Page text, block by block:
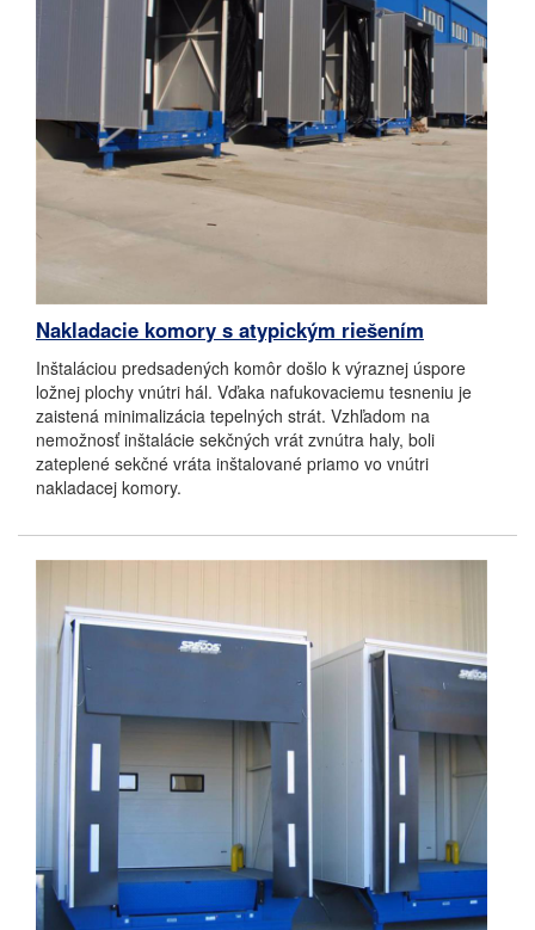
Nakladacie komory s atypickým riešením
Inštaláciou predsadených komôr došlo k výraznej úspore
ložnej plochy vnútri hál. Vďaka nafukovaciemu tesneniu je
zaistená minimalizácia tepelných strát. Vzhľadom na
nemožnosť inštalácie sekčných vrát zvnútra haly, boli
zateplené sekčné vráta inštalované priamo vo vnútri
nakladacej komory.